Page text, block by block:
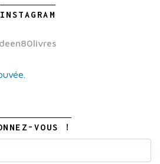
INSTAGRAM
VOUS !